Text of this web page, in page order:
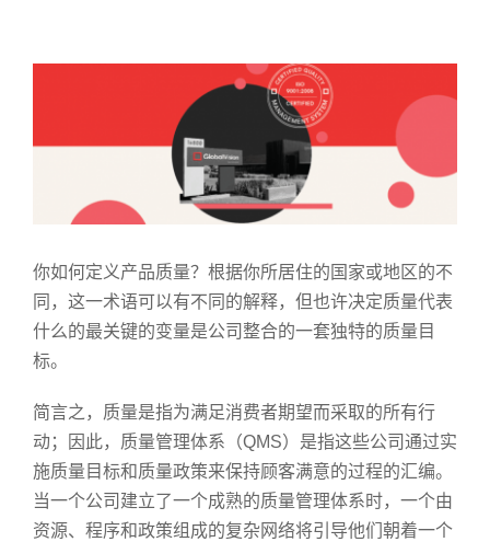
你如何定义产品质量？根据你所居住的国家或地区的不
同，这一术语可以有不同的解释，但也许决定质量代表
什么的最关键的变量是公司整合的一套独特的质量目
标。
简言之，质量是指为满足消费者期望而采取的所有行
动；因此，质量管理体系（QMS）是指这些公司通过实
施质量目标和质量政策来保持顾客满意的过程的汇编。
当一个公司建立了一个成熟的质量管理体系时，一个由
资源、程序和政策组成的复杂网络将引导他们朝着一个